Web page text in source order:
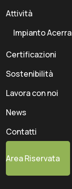
Attività
Impianto Acerra
Certificazioni
Sostenibilità
Lavora con noi
News
Contatti
Area Riservata